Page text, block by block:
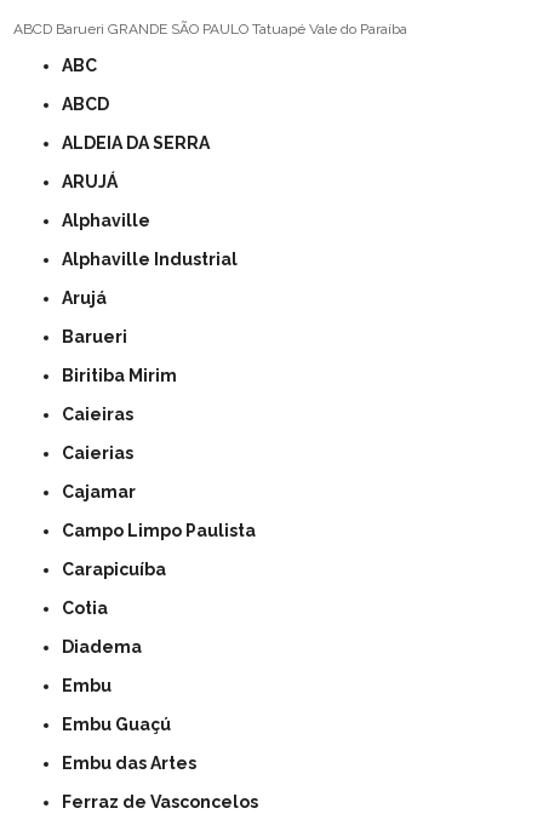
ABCD Barueri GRANDE SÃO PAULO Tatuapé Vale do Paraíba
ABC
ABCD
ALDEIA DA SERRA
ARUJÁ
Alphaville
Alphaville Industrial
Arujá
Barueri
Biritiba Mirim
Caieiras
Caierias
Cajamar
Campo Limpo Paulista
Carapicuíba
Cotia
Diadema
Embu
Embu Guaçú
Embu das Artes
Ferraz de Vasconcelos